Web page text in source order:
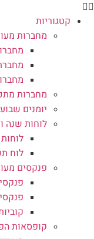
קטגוריות
מחברות
מחברות
יומנים
לוחות שנה
לוח
פנקסים
קופסאות